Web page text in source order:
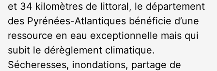
et 34 kilomètres de littoral, le département
des Pyrénées-Atlantiques bénéficie d’une
ressource en eau exceptionnelle mais qui
subit le dérèglement climatique.
Sécheresses, inondations, partage de